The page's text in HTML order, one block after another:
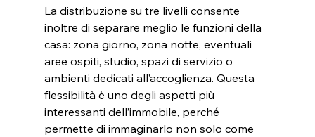
La distribuzione su tre livelli consente
inoltre di separare meglio le funzioni della
casa: zona giorno, zona notte, eventuali
aree ospiti, studio, spazi di servizio o
ambienti dedicati all’accoglienza. Questa
flessibilità è uno degli aspetti più
interessanti dell’immobile, perché
permette di immaginarlo non solo come